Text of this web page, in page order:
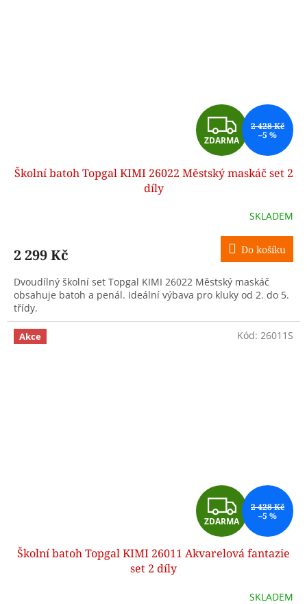
Z
D
A
R
M
A
ZDARMA
2 428 Kč
–5 %
Školní batoh Topgal KIMI 26022 Městský maskáč set 2
díly
SKLADEM
2 299 Kč Do košíku
Dvoudílný školní set Topgal KIMI 26022 Městský maskáč
obsahuje batoh a penál. Ideální výbava pro kluky od 2. do 5.
třídy.
Akce
Z
D
A
R
ZDARMA
2 428 Kč
–5 %
Školní batoh Topgal KIMI 26011 Akvarelová fantazie
set 2 díly
SKLADEM
Kód: 26011S